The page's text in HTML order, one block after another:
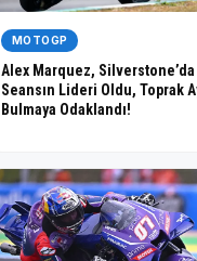
MOTOGP
Alex Marquez,
Seansın Lideri Oldu, Toprak
Bulmaya Odaklandı!